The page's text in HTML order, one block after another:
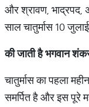
और श्रावण, भाद्रपद,
साल चातुर्मास 10
की जाती है भगवान
चातुर्मास का पहला
समर्पित है और इस पूरे